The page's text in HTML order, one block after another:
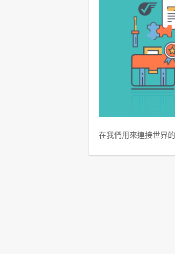
在我們用來連接世界